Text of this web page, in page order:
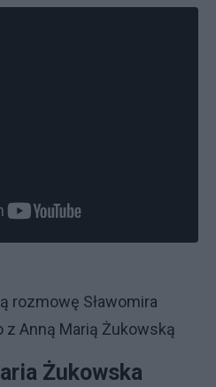
rozmowę Sławomira
Anną Marią Żukowską
Żukowska